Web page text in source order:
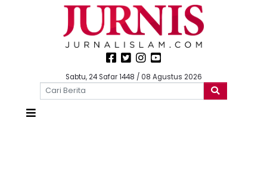
Sabtu, 24 Safar 1448 / 08 Agustus 2026